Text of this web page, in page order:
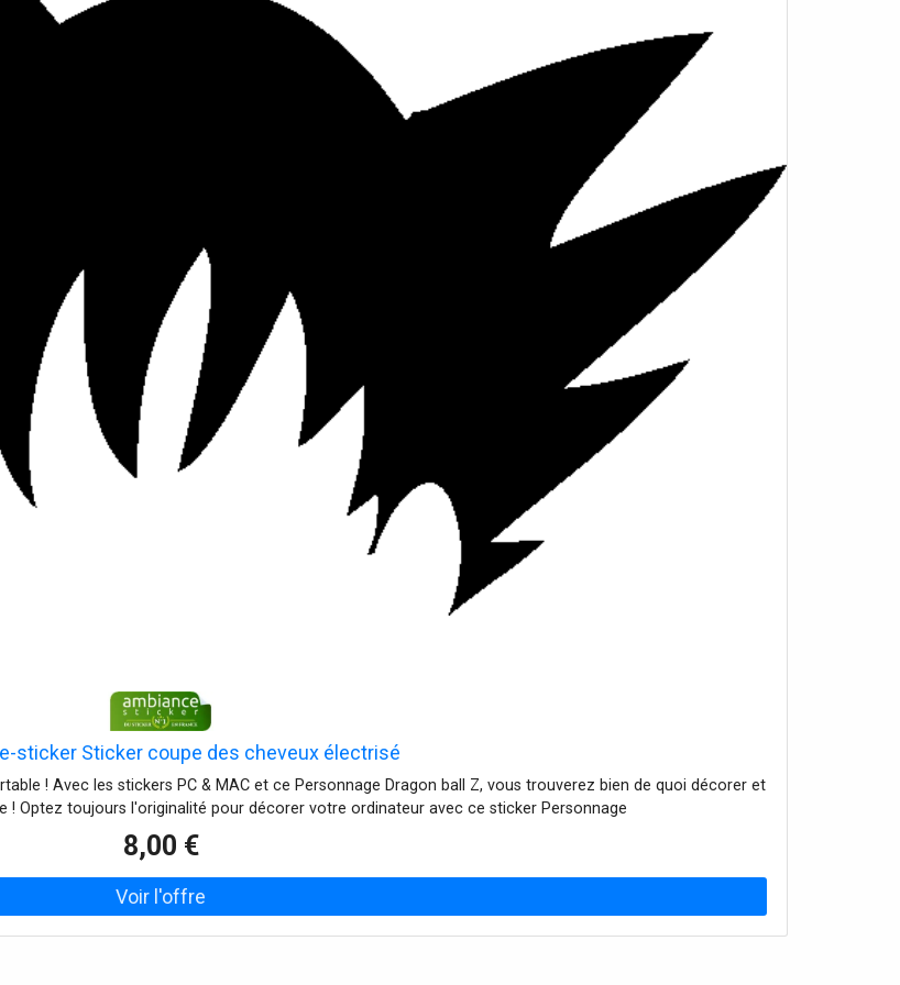
sonores, Yeux
Ailes avec effet
un capteur
boutonDurée
Position
(corde),
bleu, Saison:
Longueur:
cmHauteur: 18
0,55 kg
ajustable 360° • Dimensions (L x H x
L): • Déployé: 630 x 720 x 2 150 mm
• Rétracté: 222 x 210 x 1 035 mm •
Poids (avec BSL1850MA): 8,8 kg
Luminosité: • Puissance Min.: 1 000
Lumens • Puissance Moy.: 2 000
Lumens • Puissance Haute: 3 000
Lumens • Puissance Maximale: 4
000 Lumens Autonomie avec Batt.
5 Ah: • Puissance Min.: 10h30 •
Puissance Maximale: 2h30
Autonomie avec Batt. 8 Ah: •
Puissance Min.: 17h • Puissance
Maximale: 4h Produit vendu sans
batterie ni chargeur!>
sticker Sticker coupe des cheveux électrisé
! Avec les stickers PC & MAC et ce Personnage Dragon ball Z, vous trouverez bien de quoi décorer et
! Optez toujours l'originalité pour décorer votre ordinateur avec ce sticker Personnage
8,00 €